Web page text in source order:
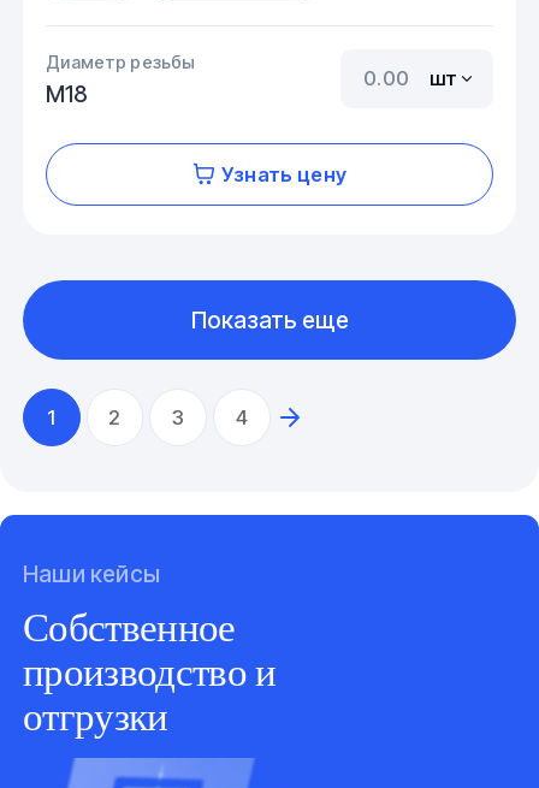
Диаметр резьбы
М18
шт
Узнать цену
1 2 3 4
Показать еще
Наши кейсы
Собственное
производство и
отгрузки